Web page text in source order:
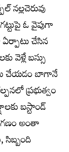
నల్లచెరువు
ఓ వైపుగా
చేసిన
వెళ్లే బస్సు
చేయడం బాగానే
ప్రభుత్వం
బస్టాండ్
అంతా